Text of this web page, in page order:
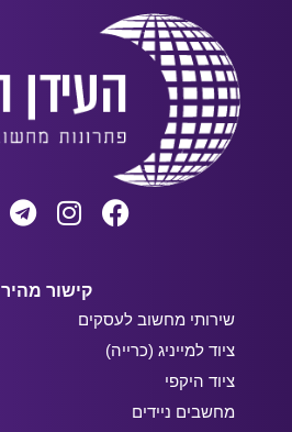
קישור מהיר
שירותי מחשוב לעסקים
ציוד למייניג (כרייה)
ציוד היקפי
מחשבים ניידים